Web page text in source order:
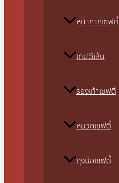
หน้ากากเซฟตี้
เทปตีเส้น
รองเท้าเซฟตี้
หมวกเซฟตี้
ถุงมือเซฟตี้